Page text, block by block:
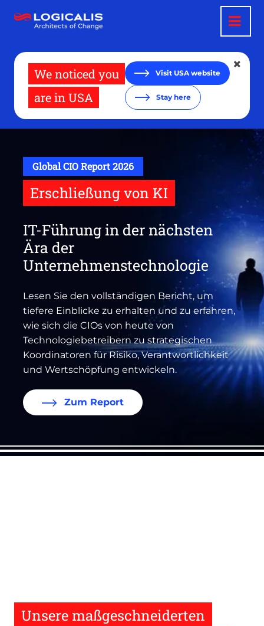
zum
Inhalt
We noticed you
are in USA
Visit USA website
Stay here
Global CIO Report 2026
Erschließung von KI
IT-Führung in der nächsten
Ära der
Unternehmenstechnologie
Lesen Sie den vollständigen Bericht, um
tiefere Einblicke zu erhalten und zu erfahren,
wie sich die CIOs von heute von
Technologiebetreibern zu strategischen
Koordinatoren für Risiko, Verantwortlichkeit
und Wertschöpfung entwickeln.
Zum Report
Unsere maßgeschneiderten